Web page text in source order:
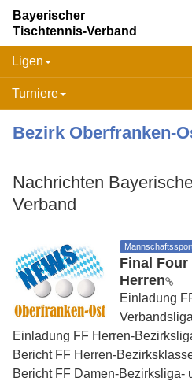
Bayerischer
Tischtennis-Verband
Ligen
Turniere
Bezirk Oberfranken-
Nachrichten
Verband
Final Four
Herren
Einladung
Einladung FF Herren-
Bericht FF Herren-
Bericht FF Damen-Bezirksliga-